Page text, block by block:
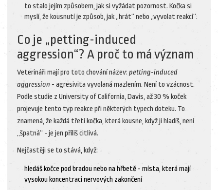
to stalo jejím způsobem, jak si vyžádat pozornost. Kočka si
myslí, že kousnutí je způsob, jak „hrát“ nebo „vyvolat reakci“.
Co je „petting-induced
aggression“? A proč to má význam
Veterináři mají pro toto chování název: petting-induced
aggression - agresivita vyvolaná mazlením. Není to vzácnost.
Podle studie z University of California, Davis, až 30 % koček
projevuje tento typ reakce při některých typech doteku. To
znamená, že každá třetí kočka, která kousne, když ji hladíš, není
„špatná“ - je jen příliš citlivá.
Nejčastěji se to stává, když:
hledáš kočce pod bradou nebo na hřbetě - místa, která mají
vysokou koncentraci nervových zakončení